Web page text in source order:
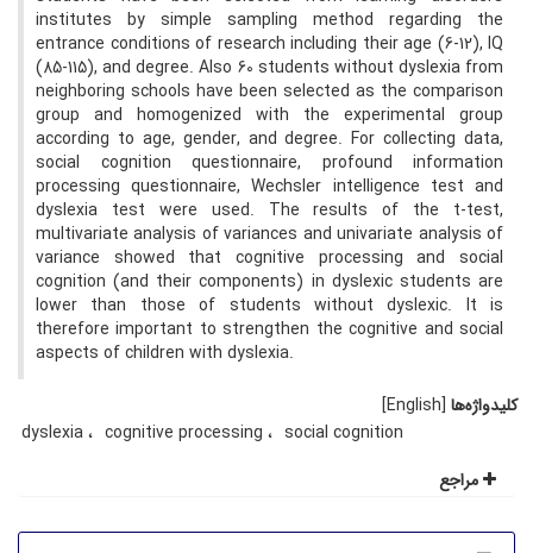
institutes by simple sampling method regarding the
entrance conditions of research including their age (6-12), IQ
(85-115), and degree. Also 60 students without dyslexia from
neighboring schools have been selected as the comparison
group and homogenized with the experimental group
according to age, gender, and degree. For collecting data,
social cognition questionnaire, profound information
processing questionnaire, Wechsler intelligence test and
dyslexia test were used. The results of the t-test,
multivariate analysis of variances and univariate analysis of
variance showed that cognitive processing and social
cognition (and their components) in dyslexic students are
lower than those of students without dyslexic. It is
therefore important to strengthen the cognitive and social
aspects of children with dyslexia.
کلیدواژه‌ها [English]
dyslexia
cognitive processing
social cognition
مراجع